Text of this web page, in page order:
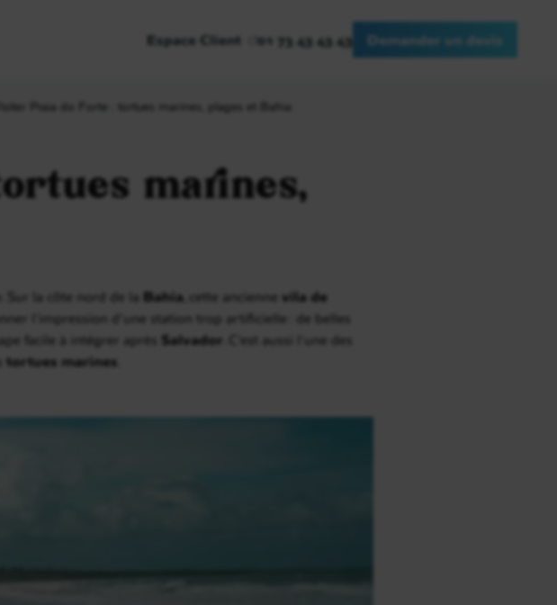
Espace Client 01 73 43 43 43 Demander un devis
Visiter Praia do Forte : tortues marines, plages et Bahia
marines,
Sur la côte nord de la Bahia , cette ancienne vila de
l’impression d’une station trop artificielle : de belles
facile à intégrer après Salvador . C’est aussi l’une des
tortues marines